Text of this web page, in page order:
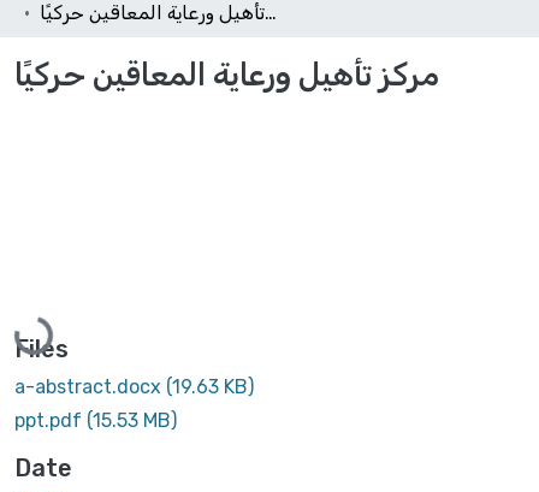
مركز تأهيل ورعاية المعاقين حركيًا
مركز تأهيل ورعاية المعاقين حركيًا
Loading...
Files
a-abstract.docx (19.63 KB)
ppt.pdf (15.53 MB)
Date